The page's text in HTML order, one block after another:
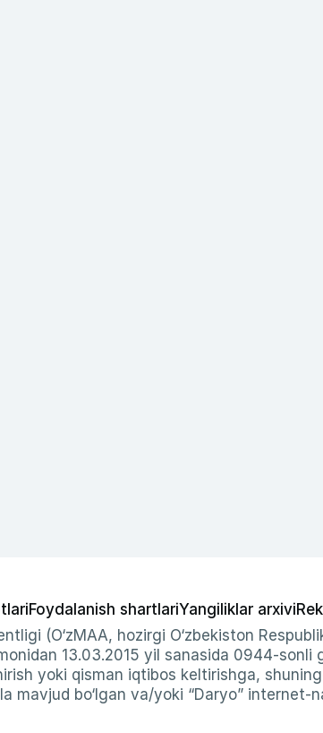
Foydalanish shartlariYangiliklar arxivi
(O‘zMAA, hozirgi O‘zbekiston
13.03.2015 yil sanasida 0944-sonli
yoki qisman iqtibos keltirishga,
bo‘lgan va/yoki “Daryo” internet-